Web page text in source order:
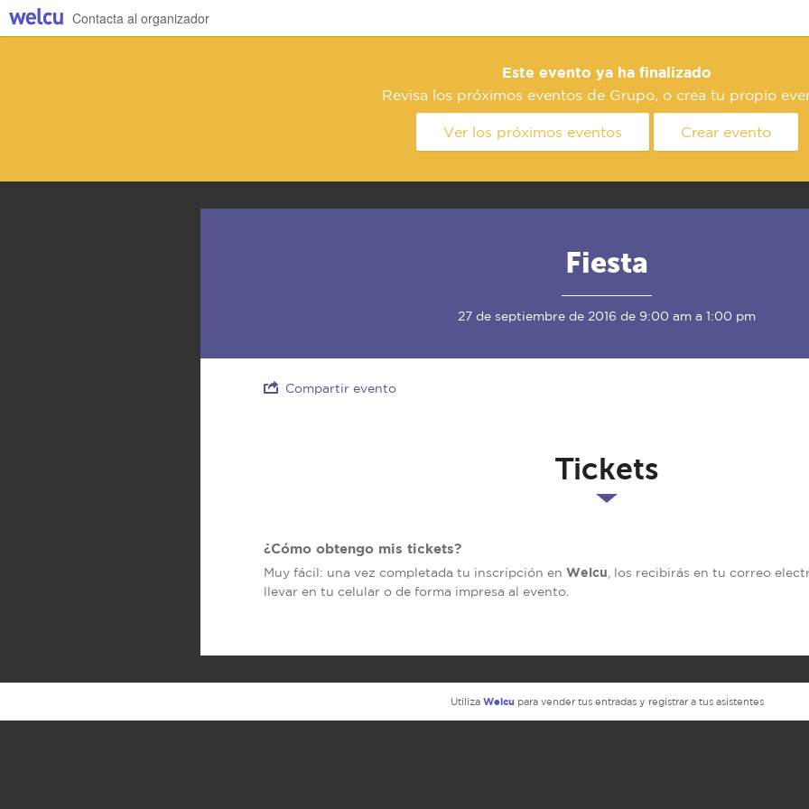
Contacta al organizador
Este evento ya ha finalizado
Revisa los próximos eventos de Grupo, o crea tu propio
Ver los próximos eventos Crear evento
Fiesta
27 de septiembre de 2016 de 9:00 am a 1:00 pm
Compartir evento
Tickets
¿Cómo obtengo mis tickets?
Muy fácil: una vez completada tu inscripción en Welcu , los recibirás en tu correo
llevar en tu celular o de forma impresa al evento.
Utiliza Welcu para vender tus entradas y registrar a tus asistentes